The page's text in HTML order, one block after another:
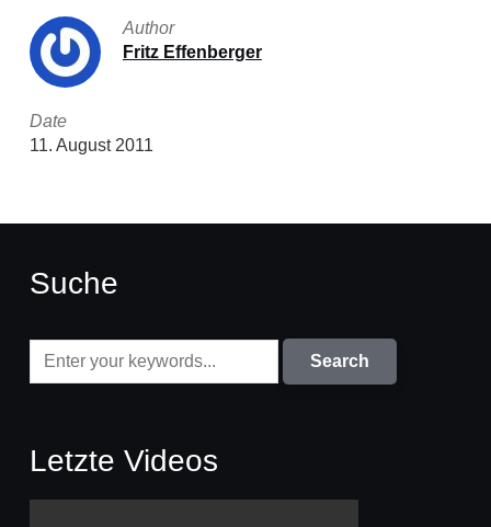
Author
Fritz Effenberger
Date
11. August 2011
Suche
Letzte Videos